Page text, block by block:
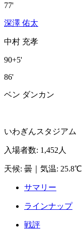
77'
深澤 佑太
中村 充孝
90+5'
86'
ベン ダンカン
いわぎんスタジアム
入場者数: 1,452人
天候: 曇 気温: 25.8℃
サマリー
ラインナップ
戦評